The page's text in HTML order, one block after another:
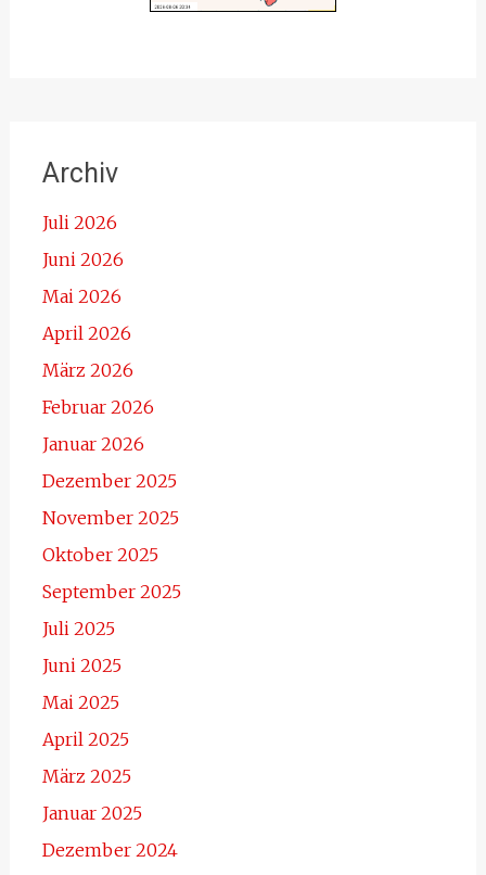
Archiv
Juli 2026
Juni 2026
Mai 2026
April 2026
März 2026
Februar 2026
Januar 2026
Dezember 2025
November 2025
Oktober 2025
September 2025
Juli 2025
Juni 2025
Mai 2025
April 2025
März 2025
Januar 2025
Dezember 2024